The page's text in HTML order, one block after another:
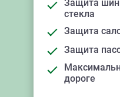
Защита шин
стекла
Защита
Защита
дороге